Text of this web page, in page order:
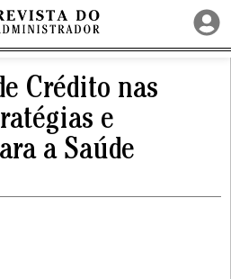
Crédito nas
e
a Saúde